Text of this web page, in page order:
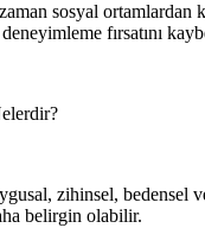
sosyal ortamlardan
fırsatını
zihinsel, bedensel
belirgin olabilir.